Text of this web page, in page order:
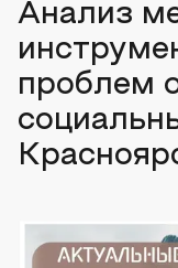
Анализ
проблем